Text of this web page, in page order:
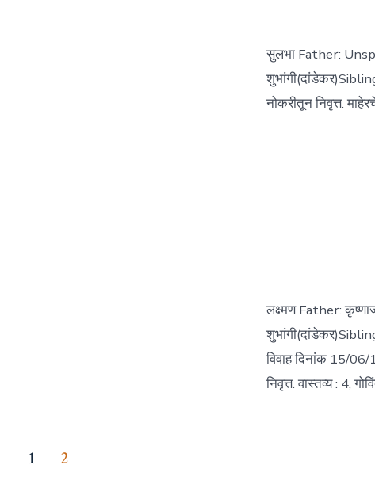
सुलभा Father:
नोकरीतून निवृत्त.
लक्ष्मण Father:
विवाह दिनांक 15/
निवृत्त. वास्तव्य : 4,
Posts
1 2